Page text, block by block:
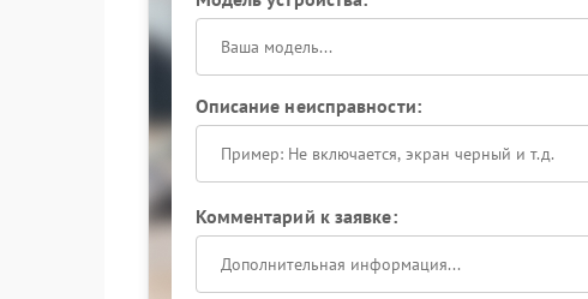
Описание неисправности:
Комментарий к заявке: